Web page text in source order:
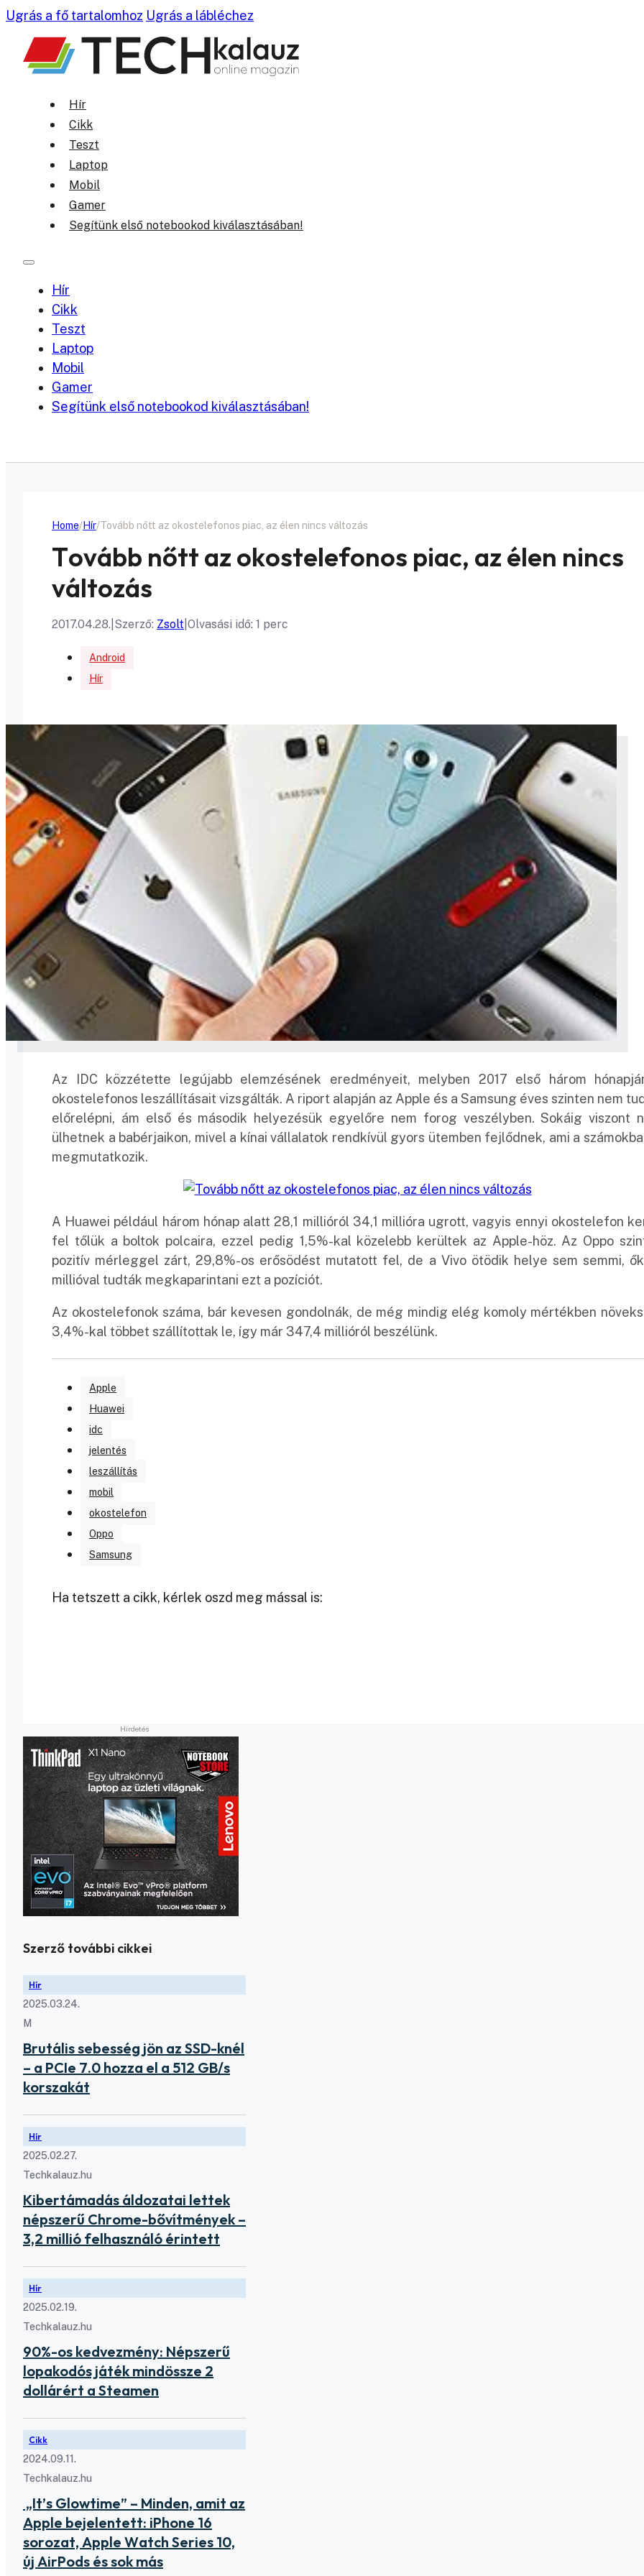
Ugrás a fő tartalomhoz Ugrás a lábléchez
Hír
Cikk
Teszt
Laptop
Mobil
Gamer
Segítünk első notebookod kiválasztásában!
Hír
Cikk
Teszt
Laptop
Mobil
Gamer
Segítünk első notebookod kiválasztásában!
Home Hír Tovább nőtt az okostelefonos piac, az élen nincs változás
Tovább nőtt az okostelefonos piac, az élen nincs
változás
2017.04.28. Szerző: Zsolt Olvasási idő: 1 perc
Android
Hír
Az IDC közzétette legújabb elemzésének eredményeit, melyben 2017 első három
okostelefonos leszállításait vizsgálták. A riport alapján az Apple és a Samsung éves szinten nem
előrelépni, ám első és második helyezésük egyelőre nem forog veszélyben. Sokáig viszont
ülhetnek a babérjaikon, mivel a kínai vállalatok rendkívül gyors ütemben fejlődnek, ami a
megmutatkozik.
A Huawei például három hónap alatt 28,1 millióról 34,1 millióra ugrott, vagyis ennyi okostelefon
fel tőlük a boltok polcaira, ezzel pedig 1,5%-kal közelebb kerültek az Apple-höz. Az Oppo
pozitív mérleggel zárt, 29,8%-os erősödést mutatott fel, de a Vivo ötödik helye sem semmi,
millióval tudták megkaparintani ezt a pozíciót.
Az okostelefonok száma, bár kevesen gondolnák, de még mindig elég komoly mértékben
3,4%-kal többet szállítottak le, így már 347,4 millióról beszélünk.
Apple
Huawei
idc
jelentés
leszállítás
mobil
okostelefon
Oppo
Samsung
Ha tetszett a cikk, kérlek oszd meg mással is:
Szerző további cikkei
Hír
2025.03.24.
M
Brutális sebesség jön az SSD-knél
– a PCIe 7.0 hozza el a 512 GB/s
korszakát
Hír
2025.02.27.
Techkalauz.hu
Kibertámadás áldozatai lettek
népszerű Chrome-bővítmények –
3,2 millió felhasználó érintett
Hír
2025.02.19.
Techkalauz.hu
90%-os kedvezmény: Népszerű
lopakodós játék mindössze 2
dollárért a Steamen
Cikk
2024.09.11.
Techkalauz.hu
„It’s Glowtime” – Minden, amit az
Apple bejelentett: iPhone 16
sorozat, Apple Watch Series 10,
új AirPods és sok más